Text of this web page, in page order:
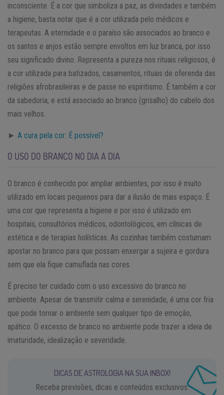
inconsciente. É a cor que simboliza a paz, as divindades e também
a higiene, basta notar que é a cor utilizada pelo médicos e
terapeutas. A eternidade e o paraíso são associados ao branco e
os santos e anjos estão sempre envoltos em luz branca, por isso
seu significado divino. Representa a pureza nos rituais religiosos, é
a cor utilizada para batizados, casamentos, rituais de oferenda das
religiões afrobrasileiras e de passe no espiritismo. É também a cor
da sabedoria, e está associado ao branco (grisalho) do cabelo dos
mais velhos.
► A cura pela cor: É possível?
O USO DO BRANCO NO DIA A DIA
O branco é conhecido por ampliar ambientes, por isso é muito
utilizado em locais pequenos para dar a ilusão de mais espaço. É
uma cor que representa a higiene e por isso é utilizado em
hospitais, consultórios médicos, odontológicos, em clínicas de
estética e de terapias holísticas. As cozinhas também costumam
apostar no branco para que possam enxergar a sujeira e gordura
sem que ela fique camuflada nas cores.
É preciso ter cuidado com o uso excessivo do branco no
ambiente. Apesar de transmitir calma e serenidade, é uma cor fria
que pode tornar o ambiente sem qualquer tipo de emoção,
apático. O excesso de branco no ambiente pode trazer a ideia de
imaturidade, idealização e severidade.
DICAS DE ASTROLOGIA NA SUA INBOX!
Receba previsões, dicas e conteúdos exclusivos.